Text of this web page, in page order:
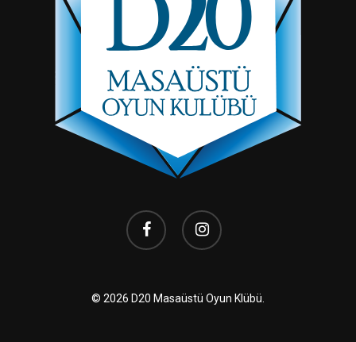
facebook instagram
© 2026 D20 Masaüstü Oyun Klübü.